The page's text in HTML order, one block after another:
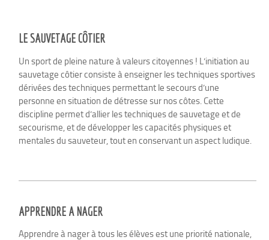
LE SAUVETAGE CÔTIER
Un sport de pleine nature à valeurs citoyennes ! L’initiation au
sauvetage côtier consiste à enseigner les techniques sportives
dérivées des techniques permettant le secours d’une
personne en situation de détresse sur nos côtes. Cette
discipline permet d’allier les techniques de sauvetage et de
secourisme, et de développer les capacités physiques et
mentales du sauveteur, tout en conservant un aspect ludique.
APPRENDRE A NAGER
Apprendre à nager à tous les élèves est une priorité nationale,